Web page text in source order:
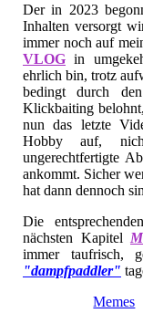
Der in 2023
Inhalten versorgt
immer noch auf
VLOG in
ehrlich bin, trotz
bedingt durch
Klickbaiting
nun das letzte
Hobby auf,
ungerechtfertigte
ankommt. Sicher
hat dann dennoch
Die
nächsten Kapitel
immer taufrisch,
"dampfpaddler"
Memes